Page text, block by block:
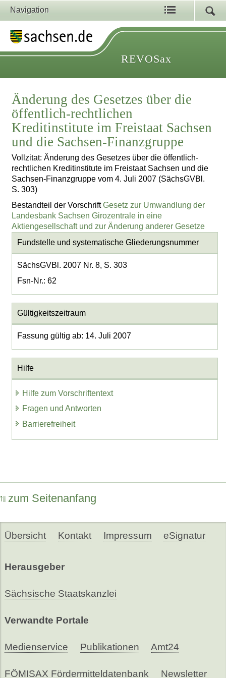
Navigation
REVOSax
Änderung des Gesetzes über die
öffentlich-rechtlichen
Kreditinstitute im Freistaat Sachsen
und die Sachsen-Finanzgruppe
Vollzitat: Änderung des Gesetzes über die öffentlich-
rechtlichen Kreditinstitute im Freistaat Sachsen und die
Sachsen-Finanzgruppe vom 4. Juli 2007 (SächsGVBl.
S. 303)
Bestandteil der VorschriftGesetz zur Umwandlung der
Landesbank Sachsen Girozentrale in eine
Aktiengesellschaft und zur Änderung anderer Gesetze
Fundstelle und systematische Gliederungsnummer
SächsGVBl. 2007 Nr. 8, S. 303
Fsn-Nr.: 62
Gültigkeitszeitraum
Fassung gültig ab: 14. Juli 2007
Hilfe
Hilfe zum Vorschriftentext
Fragen und Antworten
Barrierefreiheit
zum Seitenanfang
Übersicht Kontakt Impressum eSignatur
Herausgeber
Sächsische Staatskanzlei
Verwandte Portale
Medienservice Publikationen Amt24
FÖMISAX Fördermitteldatenbank Newsletter